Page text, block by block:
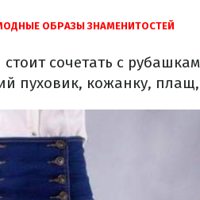
ОБРАЗЫ ЗНАМЕНИТОСТЕЙ
стоит сочетать с
пуховик, кожанку, плащ,